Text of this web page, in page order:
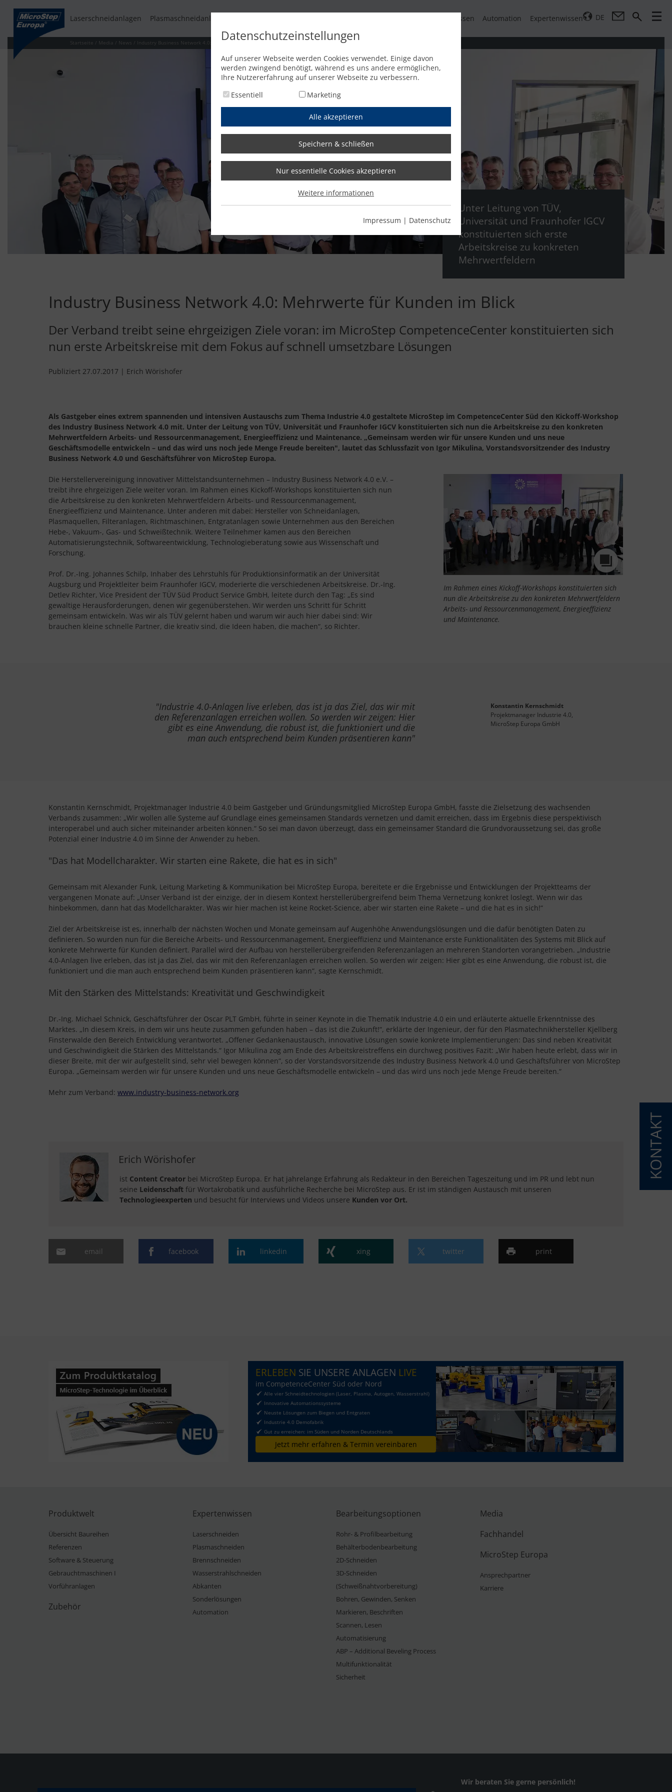
Laserschneidanlagen Plasmaschneidanlagen Abkantpressen Automation Expertenwissen DE
Startseite / Media / News / Industry Business Network 4.0: Mehrwerte für Kunden im Blick
Unter Leitung von TÜV,
Universität und Fraunhofer IGCV
konstituierten sich erste
Arbeitskreise zu konkreten
Mehrwertfeldern
Industry Business Network 4.0: Mehrwerte für Kunden im Blick
Der Verband treibt seine ehrgeizigen Ziele voran: im MicroStep CompetenceCenter konstituierten sich
nun erste Arbeitskreise mit dem Fokus auf schnell umsetzbare Lösungen
Publiziert 27.07.2017 | Erich Wörishofer
Als Gastgeber eines extrem spannenden und intensiven Austauschs zum Thema Industrie 4.0 gestaltete MicroStep im CompetenceCenter Süd den Kickoff-Workshop
des Industry Business Network 4.0 mit. Unter der Leitung von TÜV, Universität und Fraunhofer IGCV konstituierten sich nun die Arbeitskreise zu den konkreten
Mehrwertfeldern Arbeits- und Ressourcenmanagement, Energieeffizienz und Maintenance. „Gemeinsam werden wir für unsere Kunden und uns neue
Geschäftsmodelle entwickeln – und das wird uns noch jede Menge Freude bereiten", lautet das Schlussfazit von Igor Mikulina, Vorstandsvorsitzender des Industry
Business Network 4.0 und Geschäftsführer von MicroStep Europa.
Die Herstellervereinigung innovativer Mittelstandsunternehmen – Industry Business Network 4.0 e.V. –
treibt ihre ehrgeizigen Ziele weiter voran. Im Rahmen eines Kickoff-Workshops konstituierten sich nun
die Arbeitskreise zu den konkreten Mehrwertfeldern Arbeits- und Ressourcenmanagement,
Energieeffizienz und Maintenance. Unter anderen mit dabei: Hersteller von Schneidanlagen,
Plasmaquellen, Filteranlagen, Richtmaschinen, Entgratanlagen sowie Unternehmen aus den Bereichen
Hebe-, Vakuum-, Gas- und Schweißtechnik. Weitere Teilnehmer kamen aus den Bereichen
Automatisierungstechnik, Softwareentwicklung, Technologieberatung sowie aus Wissenschaft und
Forschung.
Prof. Dr.-Ing. Johannes Schilp, Inhaber des Lehrstuhls für Produktionsinformatik an der Universität
Augsburg und Projektleiter beim Fraunhofer IGCV, moderierte die verschiedenen Arbeitskreise. Dr.-Ing.
Detlev Richter, Vice President der TÜV Süd Product Service GmbH, leitete durch den Tag: „Es sind
gewaltige Herausforderungen, denen wir gegenüberstehen. Wir werden uns Schritt für Schritt
gemeinsam entwickeln. Was wir als TÜV gelernt haben und warum wir auch hier dabei sind: Wir
brauchen kleine schnelle Partner, die kreativ sind, die Ideen haben, die machen“, so Richter.
Im Rahmen eines Kickoff-Workshops konstituierten sich
nun die Arbeitskreise zu den konkreten Mehrwertfeldern
Arbeits- und Ressourcenmanagement, Energieeffizienz
und Maintenance.
"Industrie 4.0-Anlagen live erleben, das ist ja das Ziel, das wir mit
den Referenzanlagen erreichen wollen. So werden wir zeigen: Hier
gibt es eine Anwendung, die robust ist, die funktioniert und die
man auch entsprechend beim Kunden präsentieren kann"
Konstantin Kernschmidt
Projektmanager Industrie 4.0,
MicroStep Europa GmbH
Konstantin Kernschmidt, Projektmanager Industrie 4.0 beim Gastgeber und Gründungsmitglied MicroStep Europa GmbH, fasste die Zielsetzung des wachsenden
Verbands zusammen: „Wir wollen alle Systeme auf Grundlage eines gemeinsamen Standards vernetzen und damit erreichen, dass im Ergebnis diese perspektivisch
interoperabel und auch sicher miteinander arbeiten können.“ So sei man davon überzeugt, dass ein gemeinsamer Standard die Grundvoraussetzung sei, das große
Potenzial einer Industrie 4.0 im Sinne der Anwender zu heben.
"Das hat Modellcharakter. Wir starten eine Rakete, die hat es in sich"
Gemeinsam mit Alexander Funk, Leitung Marketing & Kommunikation bei MicroStep Europa, bereitete er die Ergebnisse und Entwicklungen der Projektteams der
vergangenen Monate auf: „Unser Verband ist der einzige, der in diesem Kontext herstellerübergreifend beim Thema Vernetzung konkret loslegt. Wenn wir das
hinbekommen, dann hat das Modellcharakter. Was wir hier machen ist keine Rocket-Science, aber wir starten eine Rakete – und die hat es in sich!“
Ziel der Arbeitskreise ist es, innerhalb der nächsten Wochen und Monate gemeinsam auf Augenhöhe Anwendungslösungen und die dafür benötigten Daten zu
definieren. So wurden nun für die Bereiche Arbeits- und Ressourcenmanagement, Energieeffizienz und Maintenance erste Funktionalitäten des Systems mit Blick auf
konkrete Mehrwerte für Kunden definiert. Parallel wird der Aufbau von herstellerübergreifenden Referenzanlagen an mehreren Standorten vorangetrieben. „Industrie
4.0-Anlagen live erleben, das ist ja das Ziel, das wir mit den Referenzanlagen erreichen wollen. So werden wir zeigen: Hier gibt es eine Anwendung, die robust ist, die
funktioniert und die man auch entsprechend beim Kunden präsentieren kann“, sagte Kernschmidt.
Mit den Stärken des Mittelstands: Kreativität und Geschwindigkeit
Dr.-Ing. Michael Schnick, Geschäftsführer der Oscar PLT GmbH, führte in seiner Keynote in die Thematik Industrie 4.0 ein und erläuterte aktuelle Erkenntnisse des
Marktes. „In diesem Kreis, in dem wir uns heute zusammen gefunden haben – das ist die Zukunft!“, erklärte der Ingenieur, der für den Plasmatechnikhersteller Kjellberg
Finsterwalde den Bereich Entwicklung verantwortet. „Offener Gedankenaustausch, innovative Lösungen sowie konkrete Implementierungen: Das sind neben Kreativität
und Geschwindigkeit die Stärken des Mittelstands.“ Igor Mikulina zog am Ende des Arbeitskreistreffens ein durchweg positives Fazit: „Wir haben heute erlebt, dass wir in
dieser Breite, mit der wir aufgestellt sind, sehr viel bewegen können“, so der Vorstandsvorsitzende des Industry Business Network 4.0 und Geschäftsführer von MicroStep
Europa. „Gemeinsam werden wir für unsere Kunden und uns neue Geschäftsmodelle entwickeln – und das wird uns noch jede Menge Freude bereiten.“
Mehr zum Verband: www.industry-business-network.org
Erich Wörishofer
ist Content Creator bei MicroStep Europa. Er hat jahrelange Erfahrung als Redakteur in den Bereichen Tageszeitung und im PR und lebt nun
seine Leidenschaft für Wortakrobatik und ausführliche Recherche bei MicroStep aus. Er ist im ständigen Austausch mit unseren
Technologieexperten und besucht für Interviews und Videos unsere Kunden vor Ort.​
email facebook linkedin xing twitter print
ERLEBEN SIE UNSERE ANLAGEN LIVE
im CompetenceCenter Süd oder Nord
Alle vier Schneidtechnologien (Laser, Plasma, Autogen, Wasserstrahl)
Innovative Automationssysteme
Neuste Lösungen zum Biegen und Entgraten
Industrie 4.0 Demofabrik
Gut zu erreichen: im Süden und Norden Deutschlands
Jetzt mehr erfahren & Termin vereinbaren
Produktwelt
Übersicht Baureihen
Referenzen
Software & Steuerung
Gebrauchtmaschinen I
Vorführanlagen
Zubehör
Expertenwissen
Laserschneiden
Plasmaschneiden
Brennschneiden
Wasserstrahlschneiden
Abkanten
Sonderlösungen
Automation
Bearbeitungsoptionen
Rohr- & Profilbearbeitung
Behälterbodenbearbeitung
2D-Schneiden
3D-Schneiden
(Schweißnahtvorbereitung)
Bohren, Gewinden, Senken
Markieren, Beschriften
Scannen, Lesen
Automatisierung
ABP – Additional Beveling Process
Multifunktionalität
Sicherheit
Media
Fachhandel
MicroStep Europa
Ansprechpartner
Karriere
Wir beraten Sie gerne persönlich!
Datenschutzeinstellungen
Auf unserer Webseite werden Cookies verwendet. Einige davon
werden zwingend benötigt, während es uns andere ermöglichen,
Ihre Nutzererfahrung auf unserer Webseite zu verbessern.
Essentiell
Marketing
Alle akzeptieren
Speichern & schließen
Nur essentielle Cookies akzeptieren
Weitere informationen
Impressum | Datenschutz